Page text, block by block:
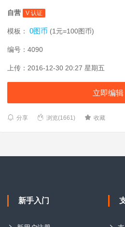
自营 V 认证
模板： 0图币 (1元=100图币)
编号：4090
上传：2016-12-30 20:27 星期五
立即编辑
分享 浏览(1661) 收藏
新手入门